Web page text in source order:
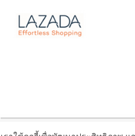
© ELVIRA.co.th All Rights